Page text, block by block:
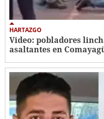
HARTAZGO
Video: pobladores
asaltantes en